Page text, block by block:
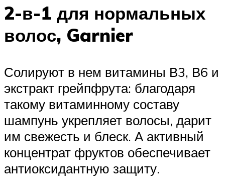
2-в-1 для нормальных
волос, Garnier
Солируют в нем витамины В3, В6 и
экстракт грейпфрута: благодаря
такому витаминному составу
шампунь укрепляет волосы, дарит
им свежесть и блеск. А активный
концентрат фруктов обеспечивает
антиоксидантную защиту.